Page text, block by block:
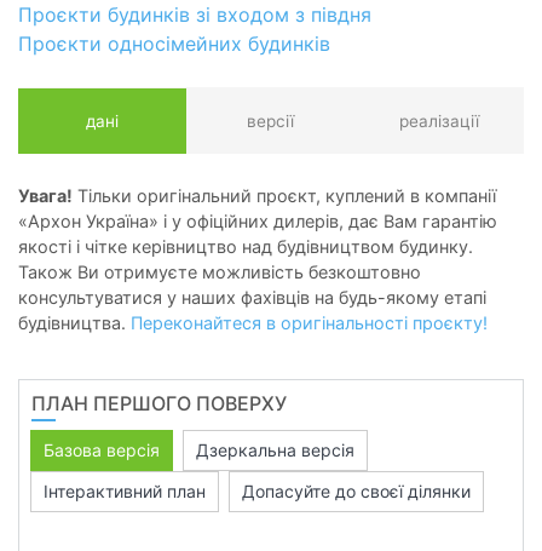
Проєкти будинків зі входом з півдня
Проєкти односімейних будинків
дані версії реалізації
Увага! Тільки оригінальний проєкт, куплений в компанії
«Архон Україна» і у офіційних дилерів, дає Вам гарантію
якості і чітке керівництво над будівництвом будинку.
Також Ви отримуєте можливість безкоштовно
консультуватися у наших фахівців на будь-якому етапі
будівництва. Переконайтеся в оригінальності проєкту!
ПЛАН ПЕРШОГО ПОВЕРХУ
Базова версія
Дзеркальна версія
Інтерактивний план
Допасуйте до своєї ділянки